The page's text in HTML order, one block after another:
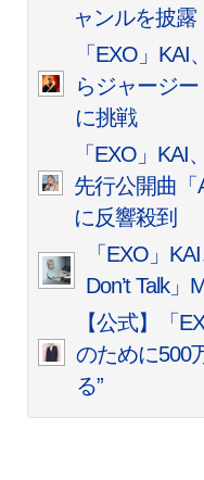
ャンルを披露
「EXO」
らジャージ
に挑戦
「EXO」
先行公開曲「
に反響殺到
「EXO」
Don’t Talk」
【公式】「
のために500
る”